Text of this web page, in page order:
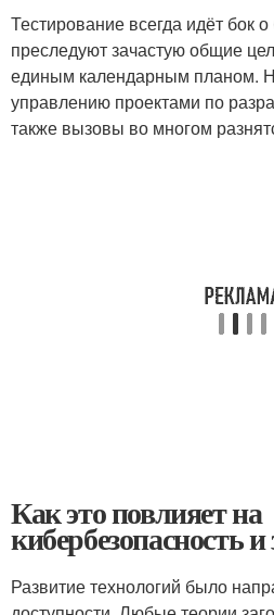
Тестирование всегда идёт бок
преследуют зачастую общие
единым календарным планом.
управлению проектами по
также вызовы во многом
Как это повлияет на
кибербезопасность
Развитие технологий было